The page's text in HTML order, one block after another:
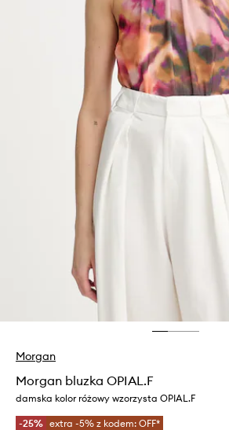
Morgan
Morgan bluzka OPIAL.F
damska kolor różowy wzorzysta OPIAL.F
-25% extra -5% z kodem: OFF*